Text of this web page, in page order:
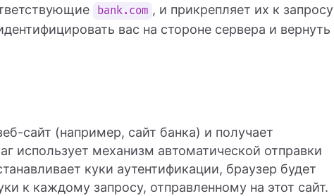
bank.com , и прикрепляет их к запросу
вас на стороне сервера и вернуть
сайт (например, сайт банка) и получает
использует механизм автоматической отправки
куки аутентификации, браузер будет
к каждому запросу, отправленному на этот сайт.